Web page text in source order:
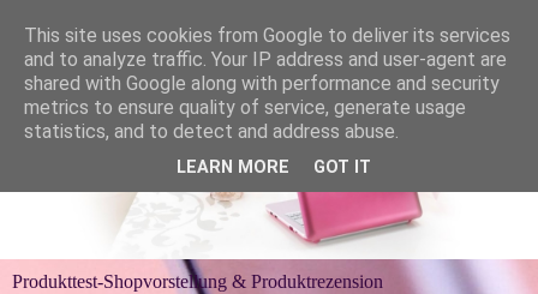
Produkttest-Shopvorstellung & Produktrezension
This site uses cookies from Google to deliver its services
and to analyze traffic. Your IP address and user-agent are
shared with Google along with performance and security
metrics to ensure quality of service, generate usage
statistics, and to detect and address abuse.
LEARN MORE GOT IT